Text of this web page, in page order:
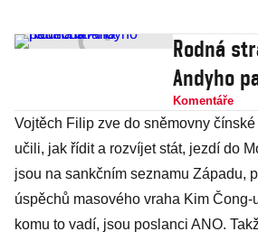
Rodná
Andyho
Komentáře
Vojtěch Filip zve do sněmovny
učili, jak řídit a rozvíjet stát, jezdí do
jsou na sankčním seznamu Západu,
úspěchů masového vraha Kim
komu to vadí, jsou poslanci ANO.